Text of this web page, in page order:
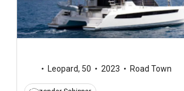
Leopard, 50 2023 Road Town